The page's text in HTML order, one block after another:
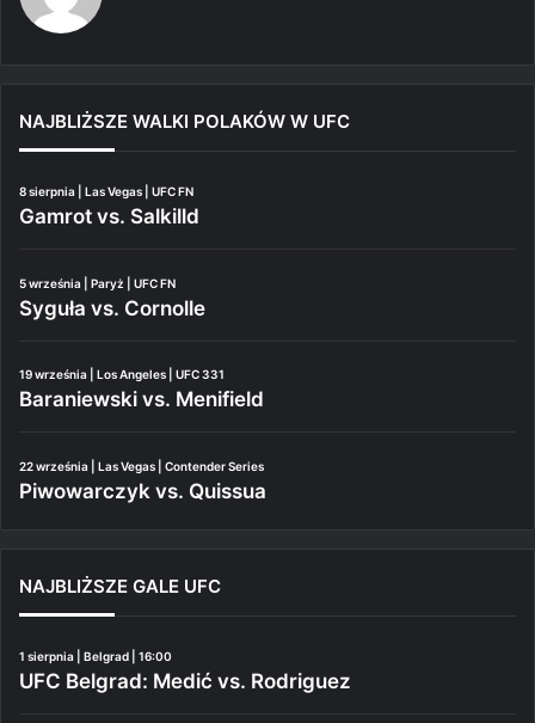
NAJBLIŻSZE WALKI POLAKÓW W UFC
8 sierpnia | Las Vegas | UFC FN
Gamrot vs. Salkilld
5 września | Paryż | UFC FN
Syguła vs. Cornolle
19 września | Los Angeles | UFC 331
Baraniewski vs. Menifield
22 września | Las Vegas | Contender Series
Piwowarczyk vs. Quissua
NAJBLIŻSZE GALE UFC
1 sierpnia | Belgrad | 16:00
UFC Belgrad: Medić vs. Rodriguez